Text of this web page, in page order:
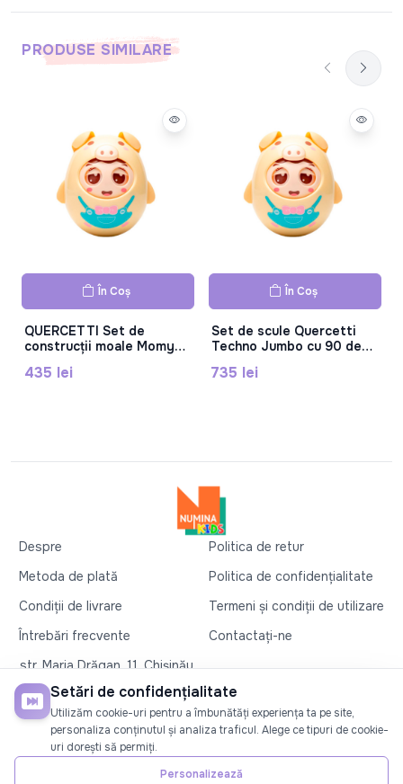
PRODUSE SIMILARE
În Coș
QUERCETTI Set de
construcții moale Momy
435 lei
În Coș
Set de scule Quercetti
Techno Jumbo cu 90 de
735 lei
Despre
Politica de retur
Metoda de plată
Politica de confidențialitate
Condiții de livrare
Termeni și condiții de utilizare
Întrebări frecvente
Contactați-ne
str. Maria Drăgan, 11, Chișinău
+37360327279
©2026Numina Kids. Toate drepturile rezervate
SOCIAL
Setări de confidențialitate
Utilizăm cookie-uri pentru a îmbunătăți experiența ta pe site,
personaliza conținutul și analiza traficul. Alege ce tipuri de cookie-
uri dorești să permiți.
Personalizează